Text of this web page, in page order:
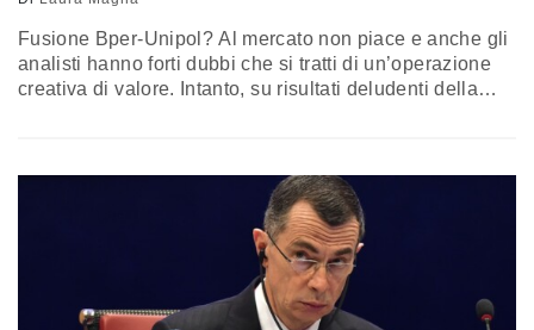
Fusione Bper-Unipol? Al mercato non piace e anche gli
analisti hanno forti dubbi che si tratti di un’operazione
creativa di valore. Intanto, su risultati deludenti della
predatrice. COSA HA DETTO VANDELLI Secondo gli
analisti la banca dovrebbe…